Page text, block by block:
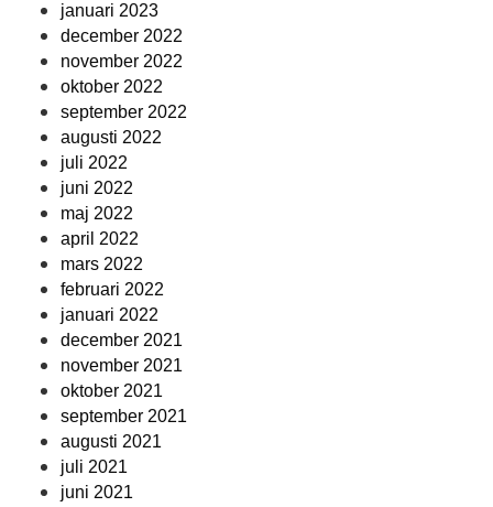
januari 2023
december 2022
november 2022
oktober 2022
september 2022
augusti 2022
juli 2022
juni 2022
maj 2022
april 2022
mars 2022
februari 2022
januari 2022
december 2021
november 2021
oktober 2021
september 2021
augusti 2021
juli 2021
juni 2021